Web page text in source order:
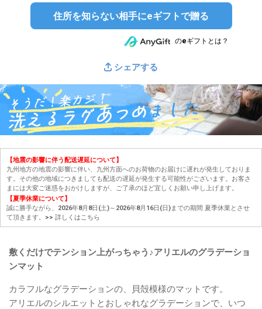
住所を知らない相手にeギフトで贈る
のeギフトとは？
シェアする
【地震の影響に伴う配送遅延について】
九州地方の地震の影響に伴い、九州方面へのお荷物のお届けに遅れが発生しておりま
す。その他の地域につきましても配送の遅延が発生する可能性がございます。お客さ
まには大変ご迷惑をおかけしますが、ご了承のほど宜しくお願い申し上げます。
【夏季休業について】
誠に勝手ながら、2026年8月8日(土)～2026年8月16日(日)までの期間 夏季休業とさせ
て頂きます。 >> 詳しくはこちら
敷くだけでテンション上がっちゃう♪アリエルのグラデーショ
ンマット
カラフルなグラデーションの、貝殻模様のマットです。
アリエルのシルエットとおしゃれなグラデーションで、いつ